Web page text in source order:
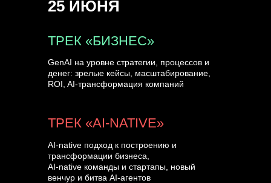
ТРЕК «БИЗНЕС»
GenAI на уровне стратегии, процессов и
денег: зрелые кейсы, масштабирование,
ROI, AI-трансформация компаний
AI-native подход к построению и
трансформации бизнеса,
AI-native команды и стартапы, новый
венчур и битва AI-агентов
ТРЕК «AI-NATIVE»
25 ИЮНЯ
УЗНАТЬ БОЛЬШЕ